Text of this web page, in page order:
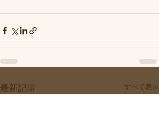
最新記事 すべて表示